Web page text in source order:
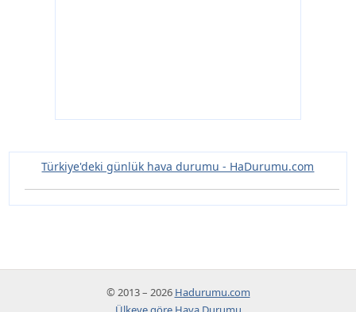
Türkiye'deki günlük hava durumu - HaDurumu.com
© 2013 – 2026 Hadurumu.com